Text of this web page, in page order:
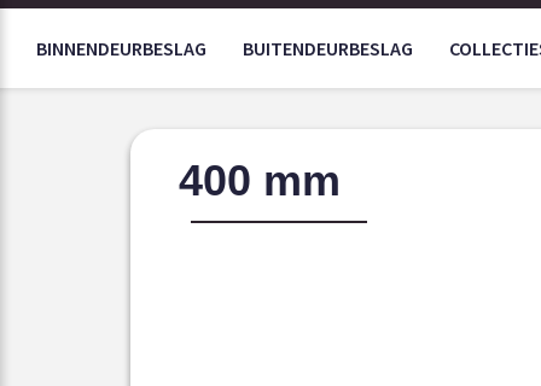
BINNENDEURBESLAG BUITENDEURBESLAG
400 mm